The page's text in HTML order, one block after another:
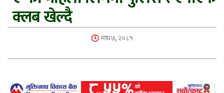
क्लब खेल्दै
माघ ७, २०८१